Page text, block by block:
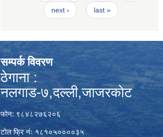
next › last »
सम्पर्क विवरण
ठेगाना :
नलगाड-७,दल्ली,जाजरकाेट
फोन: ९८४८२७६२०६
टोल फ्रि नंः १८१०५००००३५